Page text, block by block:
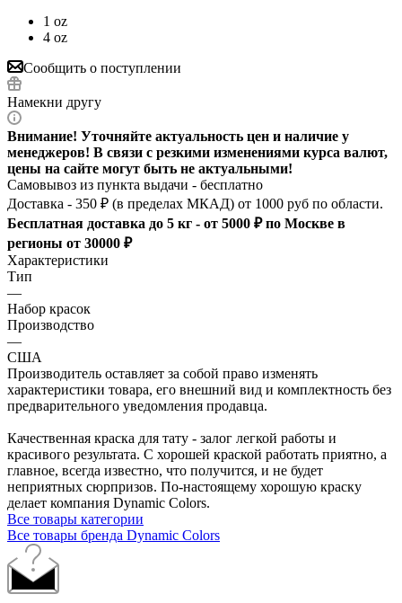
1 oz
4 oz
Сообщить о поступлении
Намекни другу
Внимание! Уточняйте актуальность цен и наличие у
менеджеров! В связи с резкими изменениями курса валют,
цены на сайте могут быть не актуальными!
Самовывоз из пункта выдачи - бесплатно
Доставка - 350 ₽ (в пределах МКАД) от 1000 руб по области.
Бесплатная доставка до 5 кг - от 5000 ₽ по Москве в
регионы от 30000 ₽
Характеристики
Тип
—
Набор красок
Производство
—
США
Производитель оставляет за собой право изменять
характеристики товара, его внешний вид и комплектность без
предварительного уведомления продавца.
Качественная краска для тату - залог легкой работы и
красивого результата. С хорошей краской работать приятно, а
главное, всегда известно, что получится, и не будет
неприятных сюрпризов. По-настоящему хорошую краску
делает компания Dynamic Colors.
Все товары категории
Все товары бренда Dynamic Colors